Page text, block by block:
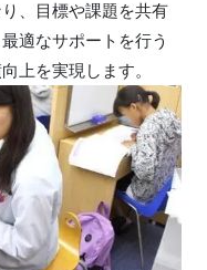
、目標や課題を共有
適なサポートを行う
上を実現します。